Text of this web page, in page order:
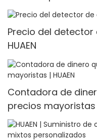
Precio del
HUAEN
Contadora de
precios mayoristas